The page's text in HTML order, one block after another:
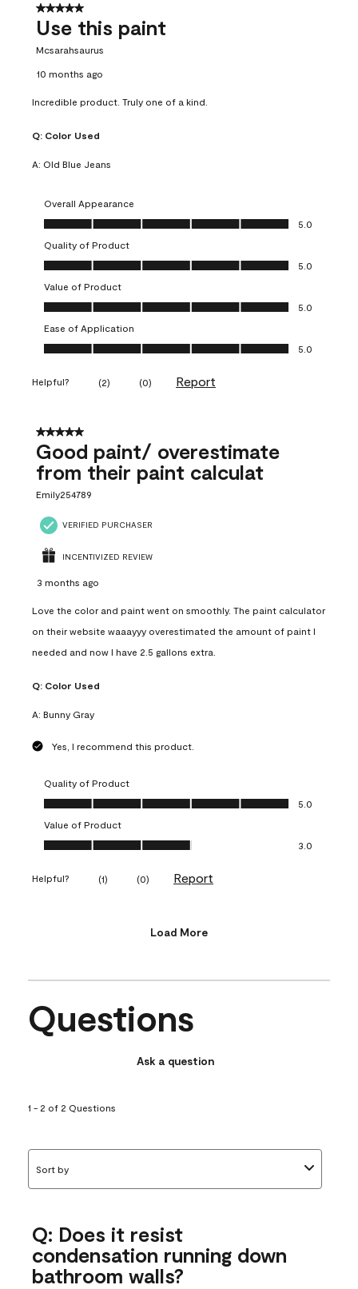
5 out of 5 stars.
Use this paint
Mcsarahsaurus
10 months ago
Incredible product. Truly one of a kind.
Q: Color Used
A: Old Blue Jeans
Overall Appearance
Overall Appearance, 5.0 out of 5
5.0
Quality of Product
Quality of Product, 5.0 out of 5
5.0
Value of Product
Value of Product, 5.0 out of 5
5.0
Ease of Application
Ease of Application, 5.0 out of 5
5.0
Helpful? (2) (0) Report
5 out of 5 stars.
Good paint/ overestimate
from their paint calculat
Emily254789
VERIFIED PURCHASER
INCENTIVIZED REVIEW
3 months ago
Love the color and paint went on smoothly. The paint calculator
on their website waaayyy overestimated the amount of paint I
needed and now I have 2.5 gallons extra.
Q: Color Used
A: Bunny Gray
Yes, I recommend this product.
Quality of Product
Quality of Product, 5.0 out of 5
5.0
Value of Product
Value of Product, 3.0 out of 5
3.0
Helpful? (1) (0) Report
Load More
Questions
Ask a question
1 - 2 of 2 Questions
Sort by
Q: Does it resist
condensation running down
bathroom walls?